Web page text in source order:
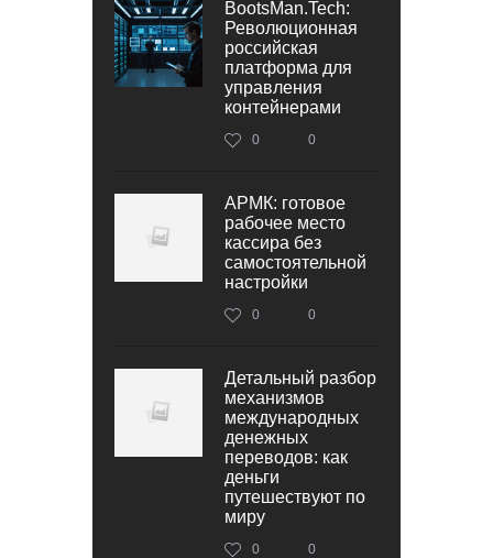
BootsMan.Tech:
Революционная
российская
платформа для
управления
контейнерами
0 0
АРМК: готовое
рабочее место
кассира без
самостоятельной
настройки
0 0
Детальный разбор
механизмов
международных
денежных
переводов: как
деньги
путешествуют по
миру
0 0